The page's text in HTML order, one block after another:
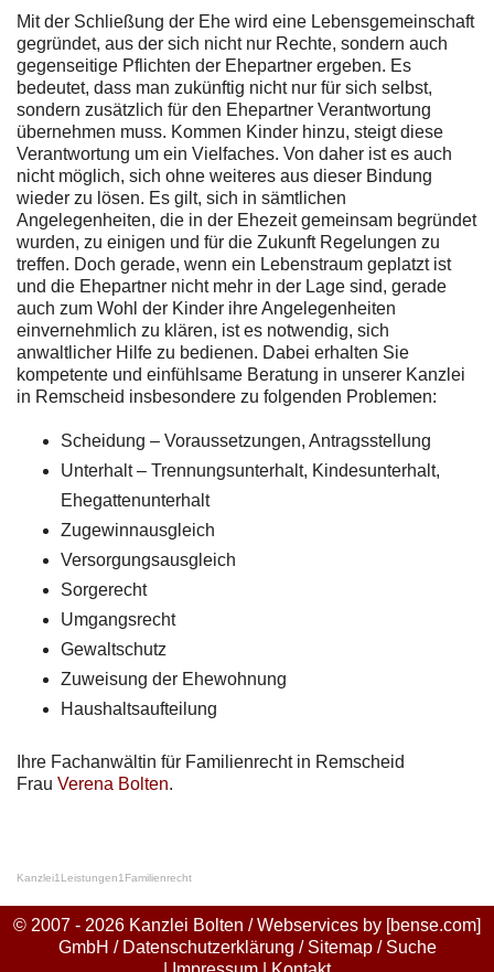
Mit der Schließung der Ehe wird eine Lebensgemeinschaft
gegründet, aus der sich nicht nur Rechte, sondern auch
gegenseitige Pflichten der Ehepartner ergeben. Es
bedeutet, dass man zukünftig nicht nur für sich selbst,
sondern zusätzlich für den Ehepartner Verantwortung
übernehmen muss. Kommen Kinder hinzu, steigt diese
Verantwortung um ein Vielfaches. Von daher ist es auch
nicht möglich, sich ohne weiteres aus dieser Bindung
wieder zu lösen. Es gilt, sich in sämtlichen
Angelegenheiten, die in der Ehezeit gemeinsam begründet
wurden, zu einigen und für die Zukunft Regelungen zu
treffen. Doch gerade, wenn ein Lebenstraum geplatzt ist
und die Ehepartner nicht mehr in der Lage sind, gerade
auch zum Wohl der Kinder ihre Angelegenheiten
einvernehmlich zu klären, ist es notwendig, sich
anwaltlicher Hilfe zu bedienen. Dabei erhalten Sie
kompetente und einfühlsame Beratung in unserer Kanzlei
in Remscheid insbesondere zu folgenden Problemen:
Scheidung – Voraussetzungen, Antragsstellung
Unterhalt – Trennungsunterhalt, Kindesunterhalt,
Ehegattenunterhalt
Zugewinnausgleich
Versorgungsausgleich
Sorgerecht
Umgangsrecht
Gewaltschutz
Zuweisung der Ehewohnung
Haushaltsaufteilung
Ihre Fachanwältin für Familienrecht in Remscheid
Frau Verena Bolten.
Kanzlei1 Leistungen1 Familienrecht
© 2007 - 2026 Kanzlei Bolten / Webservices by [bense.com]
GmbH / Datenschutzerklärung / Sitemap/ Suche